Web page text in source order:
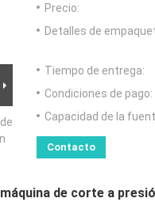
Precio:
Detalles de
Tiempo de entrega:
Condiciones de pago:
Capacidad de la
Contacto
de corte a